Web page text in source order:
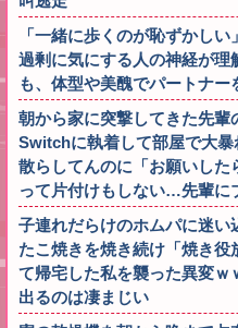
「一緒に歩くのが恥ずかし
過剰に気にする人の神経が
も、体型や美醜でパートナー
朝から家に突撃してきた先輩
Switchに執着して部屋で大
散らしてんのに「お願いし
って片付けもしない…先輩に
子連れだらけのホムパに迷
たこ焼きを焼き続け「焼き
て帰宅した私を襲った異変
出るのは凄まじい